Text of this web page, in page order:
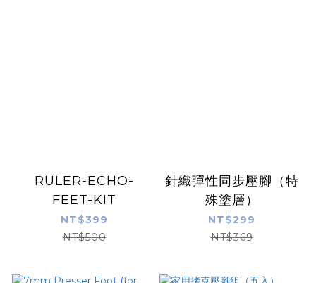
RULER-ECHO-
FEET-KIT
NT$399
NT$500
針織彈性同步壓腳（特
殊塗層）
NT$299
NT$369